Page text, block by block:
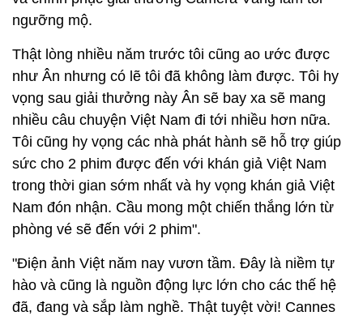
ngưỡng mộ.
Thật lòng nhiều năm trước tôi cũng ao ước được
như Ân nhưng có lẽ tôi đã không làm được. Tôi hy
vọng sau giải thưởng này Ân sẽ bay xa sẽ mang
nhiều câu chuyện Việt Nam đi tới nhiều hơn nữa.
Tôi cũng hy vọng các nhà phát hành sẽ hỗ trợ giúp
sức cho 2 phim được đến với khán giả Việt Nam
trong thời gian sớm nhất và hy vọng khán giả Việt
Nam đón nhận. Cầu mong một chiến thắng lớn từ
phòng vé sẽ đến với 2 phim".
"Điện ảnh Việt năm nay vươn tầm. Đây là niềm tự
hào và cũng là nguồn động lực lớn cho các thế hệ
đã, đang và sắp làm nghề. Thật tuyệt vời! Cannes